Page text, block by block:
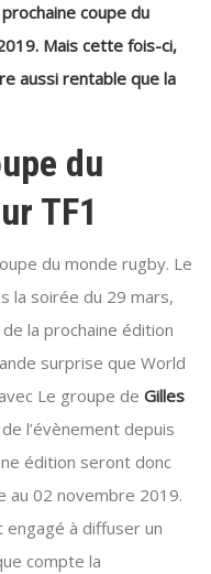
coupe du
Mais cette fois-ci,
aussi rentable que la
du
TF1
du monde rugby. Le
la soirée du 29 mars,
la prochaine édition
surprise que World
Le groupe de Gilles
l’évènement depuis
édition seront donc
au 02 novembre 2019.
engagé à diffuser un
compte la